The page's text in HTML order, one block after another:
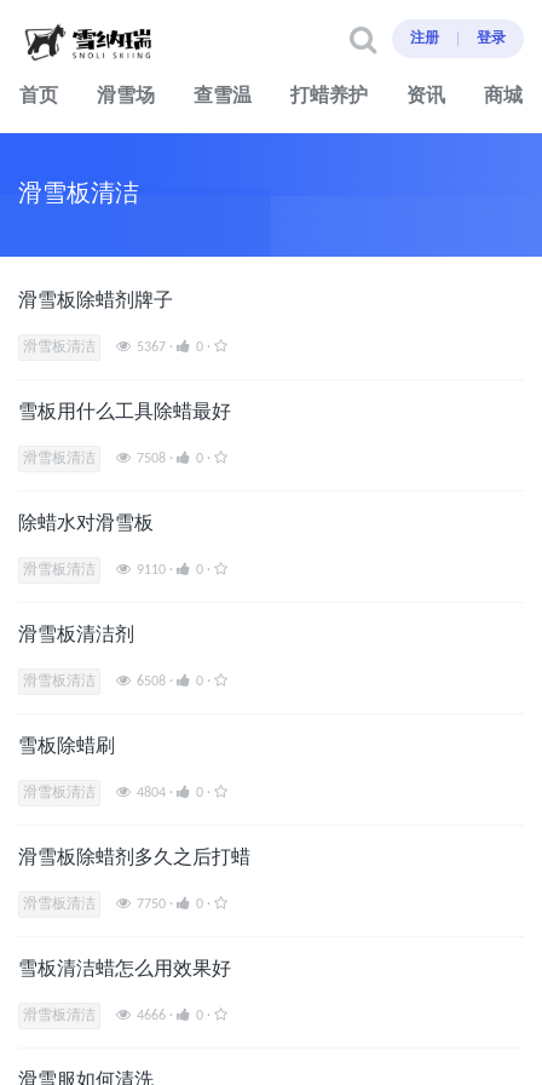
注册 登录
首页 滑雪场 查雪温 打蜡养护 资讯 商城
滑雪板清洁
滑雪板除蜡剂牌子
滑雪板清洁 5367 · 0 ·
雪板用什么工具除蜡最好
滑雪板清洁 7508 · 0 ·
除蜡水对滑雪板
滑雪板清洁 9110 · 0 ·
滑雪板清洁剂
滑雪板清洁 6508 · 0 ·
雪板除蜡刷
滑雪板清洁 4804 · 0 ·
滑雪板除蜡剂多久之后打蜡
滑雪板清洁 7750 · 0 ·
雪板清洁蜡怎么用效果好
滑雪板清洁 4666 · 0 ·